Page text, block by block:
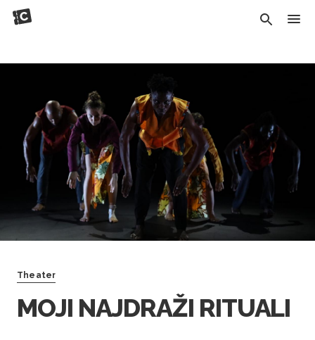
Theater
MOJI NAJDRAŽI RITUALI